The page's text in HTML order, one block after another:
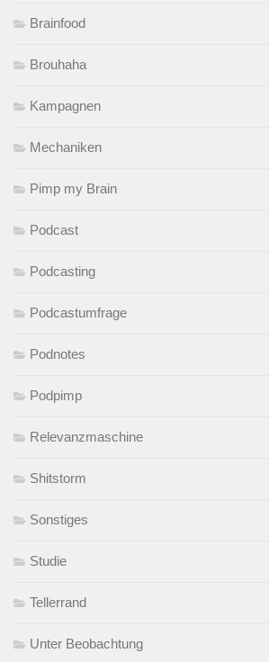
Brainfood
Brouhaha
Kampagnen
Mechaniken
Pimp my Brain
Podcast
Podcasting
Podcastumfrage
Podnotes
Podpimp
Relevanzmaschine
Shitstorm
Sonstiges
Studie
Tellerrand
Unter Beobachtung